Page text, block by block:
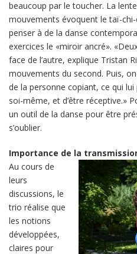
beaucoup par le toucher. La
mouvements évoquent le taï-
penser à de la danse
exercices le «miroir ancré».
face de l’autre, explique Tristan
mouvements du second. Puis,
de la personne copiant, ce qui
soi-même, et d’être réceptive.»
un outil de la danse pour être
s’oublier.
Importance de la
Au cours de
leurs
discussions, le
trio réalise que
les notions
développées,
claires pour